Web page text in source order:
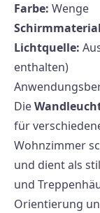
Farbe: Wenge
Lichtquelle:
enthalten)
Die
für
Wohnzimmer
und dient als
und
Orientierung